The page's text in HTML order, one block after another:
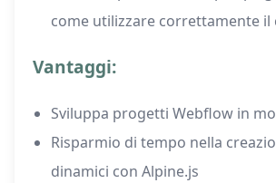
come utilizzare correttamente il
Vantaggi:
Sviluppa progetti Webflow in
Risparmio di tempo nella
dinamici con Alpine.js